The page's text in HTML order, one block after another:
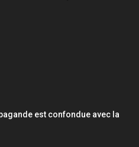
est confondue avec la